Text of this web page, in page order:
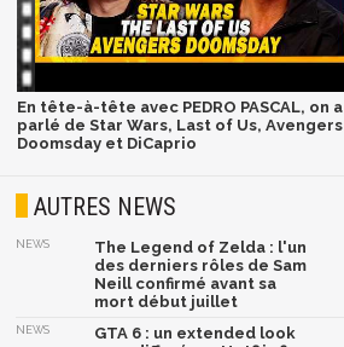
En tête-à-tête avec PEDRO PASCAL, on a
parlé de Star Wars, Last of Us, Avengers
Doomsday et DiCaprio
AUTRES NEWS
NEWS
The Legend of Zelda : l'un
des derniers rôles de Sam
Neill confirmé avant sa
mort début juillet
NEWS
GTA 6 : un extended look